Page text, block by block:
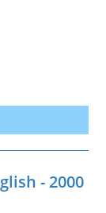
- 2000